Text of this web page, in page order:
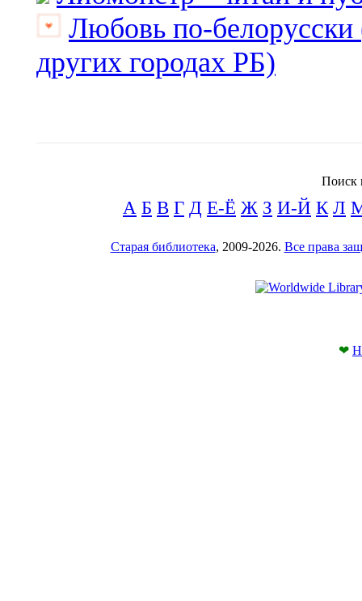
Любовь по-белорусски
других городах РБ)
Поиск
А Б В Г Д Е-Ё Ж З И-Й К Л
Старая библиотека, 2009-2026. Все права
❤